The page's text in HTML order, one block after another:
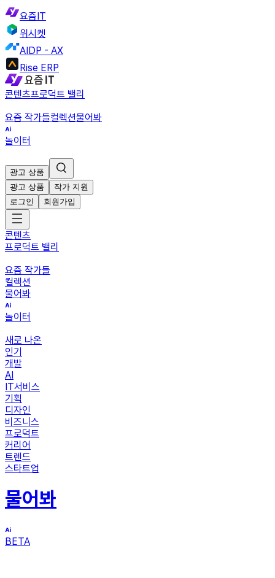
요즘IT
위시켓
AIDP - AX
Rise ERP
콘텐츠프로덕트 밸리
요즘 작가들컬렉션물어봐
놀이터
광고 상품
광고 상품
작가 지원
로그인
회원가입
콘텐츠
프로덕트 밸리
요즘 작가들
컬렉션
물어봐
놀이터
새로 나온
인기
개발
AI
IT서비스
기획
디자인
비즈니스
프로덕트
커리어
트렌드
스타트업
물어봐
BETA